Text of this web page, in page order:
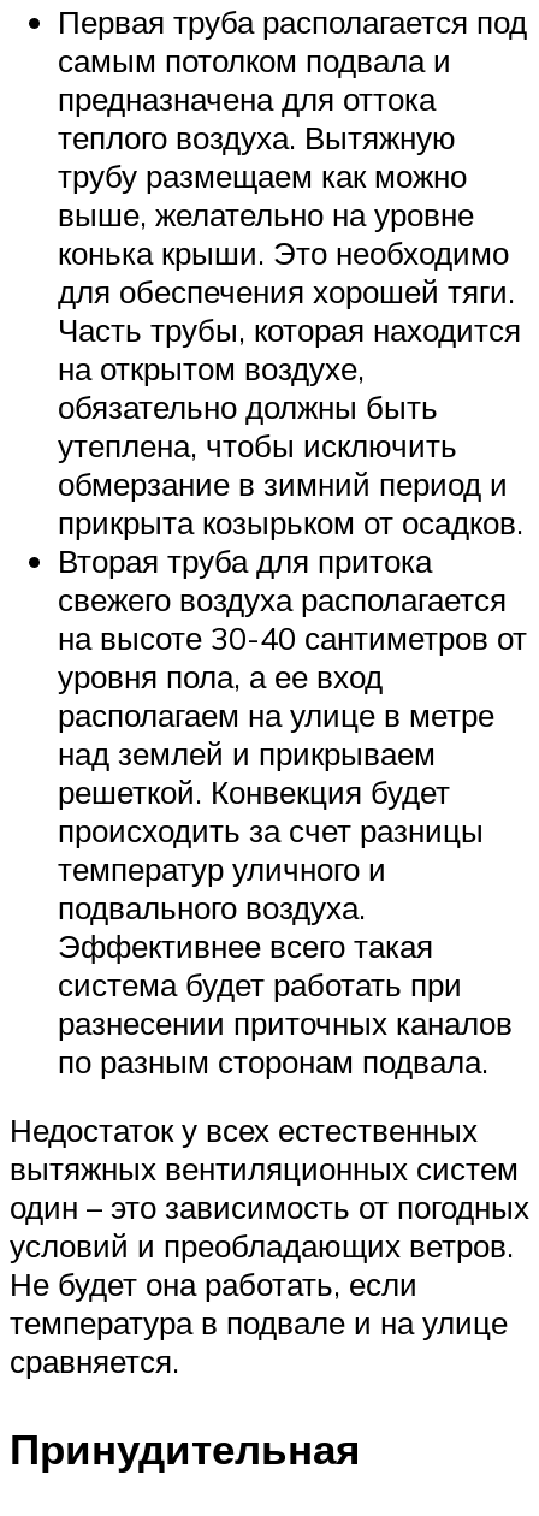
Первая труба располагается под
самым потолком подвала и
предназначена для оттока
теплого воздуха. Вытяжную
трубу размещаем как можно
выше, желательно на уровне
конька крыши. Это необходимо
для обеспечения хорошей тяги.
Часть трубы, которая находится
на открытом воздухе,
обязательно должны быть
утеплена, чтобы исключить
обмерзание в зимний период и
прикрыта козырьком от осадков.
Вторая труба для притока
свежего воздуха располагается
на высоте 30-40 сантиметров от
уровня пола, а ее вход
располагаем на улице в метре
над землей и прикрываем
решеткой. Конвекция будет
происходить за счет разницы
температур уличного и
подвального воздуха.
Эффективнее всего такая
система будет работать при
разнесении приточных каналов
по разным сторонам подвала.
Недостаток у всех естественных
вытяжных вентиляционных систем
один – это зависимость от погодных
условий и преобладающих ветров.
Не будет она работать, если
температура в подвале и на улице
сравняется.
Принудительная